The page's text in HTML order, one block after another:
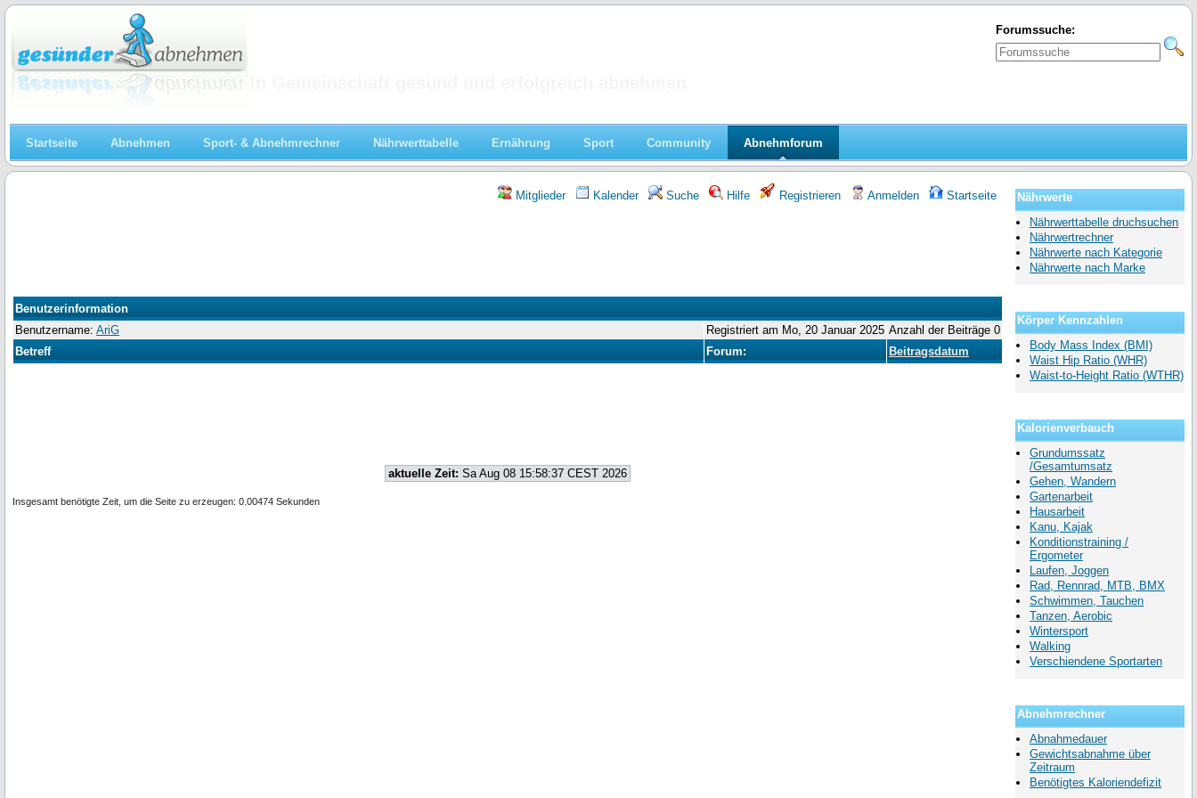
Forumssuche:
Startseite Abnehmen Sport- & Abnehmrechner Nährwerttabelle Ernährung Sport Community Abnehmforum
Mitglieder Kalender Suche Hilfe Registrieren Anmelden Startseite
Benutzerinformation
Benutzername: AriG Registriert am Mo, 20 Januar 2025 Anzahl der Beiträge 0
Betreff
Forum: Beitragsdatum
aktuelle Zeit: Sa Aug 08 15:58:37 CEST 2026
Insgesamt benötigte Zeit, um die Seite zu erzeugen: 0.00474 Sekunden
Nährwerte
Nährwerttabelle druchsuchen
Nährwertrechner
Nährwerte nach Kategorie
Nährwerte nach Marke
Körper Kennzahlen
Body Mass Index (BMI)
Waist Hip Ratio (WHR)
Waist-to-Height Ratio (WTHR)
Kalorienverbauch
Grundumssatz
/Gesamtumsatz
Gehen, Wandern
Gartenarbeit
Hausarbeit
Kanu, Kajak
Konditionstraining /
Ergometer
Laufen, Joggen
Rad, Rennrad, MTB, BMX
Schwimmen, Tauchen
Tanzen, Aerobic
Wintersport
Walking
Verschiendene Sportarten
Abnehmrechner
Abnahmedauer
Gewichtsabnahme über
Zeitraum
Benötigtes Kaloriendefizit